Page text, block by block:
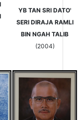
YB TAN SRI DATO'
SERI DIRAJA RAMLI
BIN NGAH TALIB
(2004)